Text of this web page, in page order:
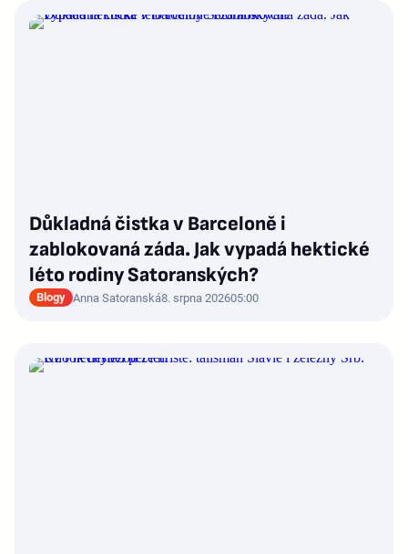
Důkladná čistka v Barceloně i
zablokovaná záda. Jak vypadá hektické
léto rodiny Satoranských?
Blogy Anna Satoranská8. srpna 202605:00